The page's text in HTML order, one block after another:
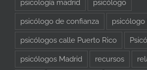
psicología madrid psicólogo
psicólogo de confianza psicólogo
psicólogos calle Puerto Rico
psicólogos Madrid recursos